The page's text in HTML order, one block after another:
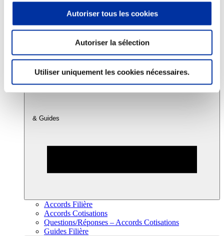
Autoriser tous les cookies
Autoriser la sélection
Utiliser uniquement les cookies nécessaires.
Viandes et santé
Juste rémunération et attractivité des métiers
Sources d’information
Accords
& Guides
Accords Filière
Accords Cotisations
Questions/Réponses – Accords Cotisations
Guides Filière